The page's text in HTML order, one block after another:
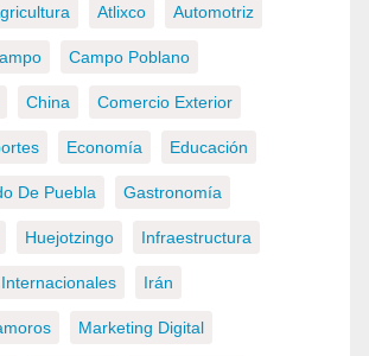
Atlixco Automotriz
Campo Poblano
China Comercio Exterior
Economía Educación
De Puebla Gastronomía
Huejotzingo Infraestructura
Internacionales Irán
Marketing Digital